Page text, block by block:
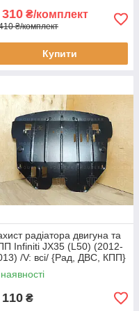
₴/комплект
₴/комплект
Купити
радіатора двигуна та
Infiniti JX35 (L50) (2012-
/V: всі/ {Рад, ДВС, КПП}
₴